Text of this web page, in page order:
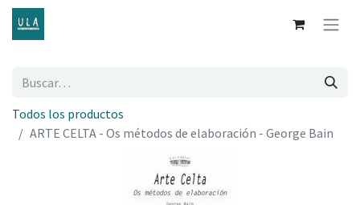
Todos los productos
ARTE CELTA - Os métodos de elaboración - George Bain